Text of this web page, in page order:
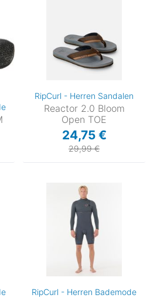
RipCurl - Herren Sandalen
Reactor 2.0 Bloom
Open TOE
24,75 €
29,99 €
RipCurl - Herren Bademode